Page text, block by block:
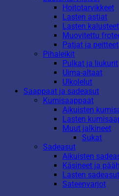
Hoitotarvikkeet
Lasten astiat
Lasten kalusteet
Muovitettu
Patjat ja peitteet
Pihaleikit
Pulkat ja liukurit
Uima-altaat
Ulkolelut
Saappaat ja sadeasut
Kumisaappaat
Aikuisten
Lasten
Muut jalkineet
Sukat
Sadeasut
Aikuisten
Käsineet ja
Lasten sadeasut
Sateenvarjot